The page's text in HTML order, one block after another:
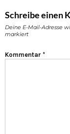
Schreibe einen
Deine E-Mail-Adresse
markiert
Kommentar *